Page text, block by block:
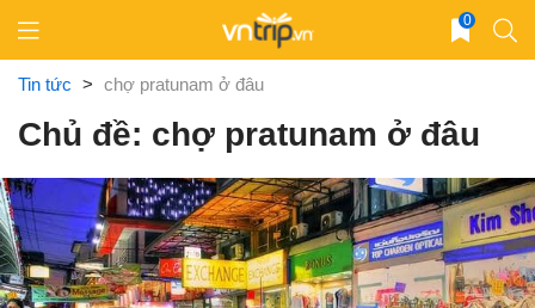
content
0
Tin tức > chợ pratunam ở đâu
Chủ đề: chợ pratunam ở đâu